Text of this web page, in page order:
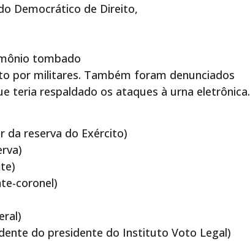
Democrático de Direito,
tombado
por militares. Também foram denunciados
teria respaldado os ataques à urna eletrônica.
da reserva do Exército)
coronel)
do presidente do Instituto Voto Legal)